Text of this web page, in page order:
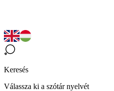
Keresés
Válassza ki a szótár nyelvét